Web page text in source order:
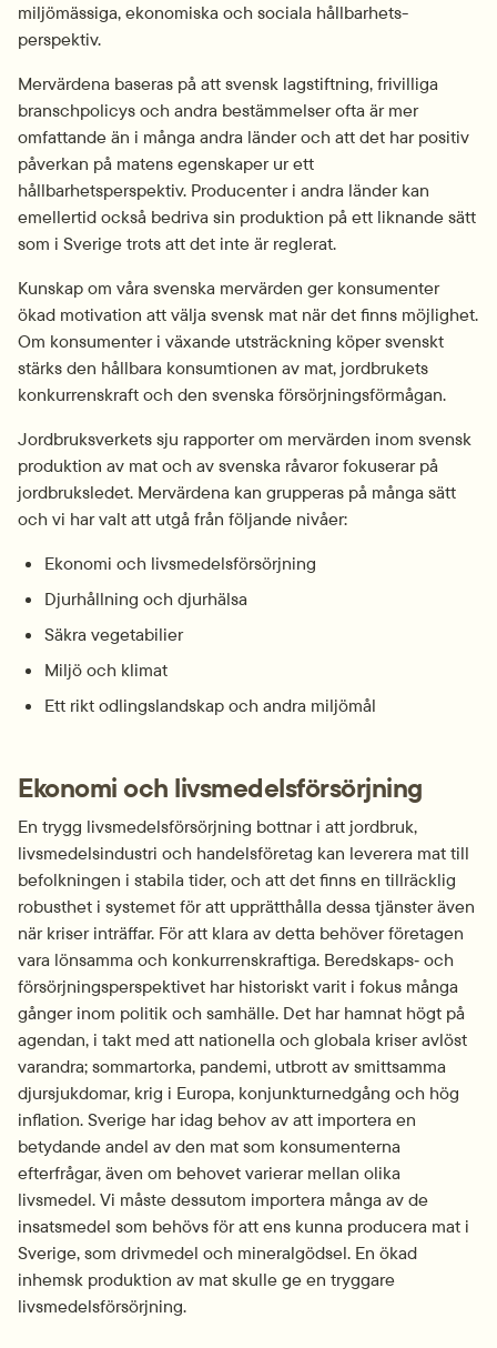
miljömässiga, ekonomiska och sociala hållbarhets­
perspektiv.
Mervärdena baseras på att svensk lagstiftning, frivilliga
branschpolicys och andra bestämmelser ofta är mer
omfattande än i många andra länder och att det har positiv
påverkan på matens egenskaper ur ett
hållbarhetsperspektiv. Producenter i andra länder kan
emellertid också bedriva sin produktion på ett liknande sätt
som i Sverige trots att det inte är reglerat.
Kunskap om våra svenska mervärden ger konsumenter
ökad motivation att välja svensk mat när det finns möjlighet.
Om konsumenter i växande utsträckning köper svenskt
stärks den hållbara konsumtionen av mat, jordbrukets
konkurrens­kraft och den svenska försörjnings­förmågan.
Jordbruksverkets sju rapporter om mervärden inom svensk
produktion av mat och av svenska råvaror fokuserar på
jordbruksledet. Mervärdena kan grupperas på många sätt
och vi har valt att utgå från följande nivåer:
Ekonomi och livsmedels­försörjning
Djurhållning och djurhälsa
Säkra vegetabilier
Miljö och klimat
Ett rikt odlings­landskap och andra miljömål
Ekonomi och livsmedels­försörjning
En trygg livsmedels­försörjning bottnar i att jordbruk,
livsmedels­industri och handelsföretag kan leverera mat till
befolkningen i stabila tider, och att det finns en tillräcklig
robusthet i systemet för att upprätthålla dessa tjänster även
när kriser inträffar. För att klara av detta behöver företagen
vara lönsamma och konkurrens­kraftiga. Beredskaps‑ och
försörjnings­perspektivet har historiskt varit i fokus många
gånger inom politik och samhälle. Det har hamnat högt på
agendan, i takt med att nationella och globala kriser avlöst
varandra; sommar­torka, pandemi, utbrott av smitt­samma
djur­sjukdomar, krig i Europa, konjunktur­nedgång och hög
inflation. Sverige har idag behov av att importera en
betydande andel av den mat som konsumenterna
efterfrågar, även om behovet varierar mellan olika
livsmedel. Vi måste dessutom importera många av de
insatsmedel som behövs för att ens kunna producera mat i
Sverige, som drivmedel och mineralgödsel. En ökad
inhemsk produktion av mat skulle ge en tryggare
livsmedels­försörjning.